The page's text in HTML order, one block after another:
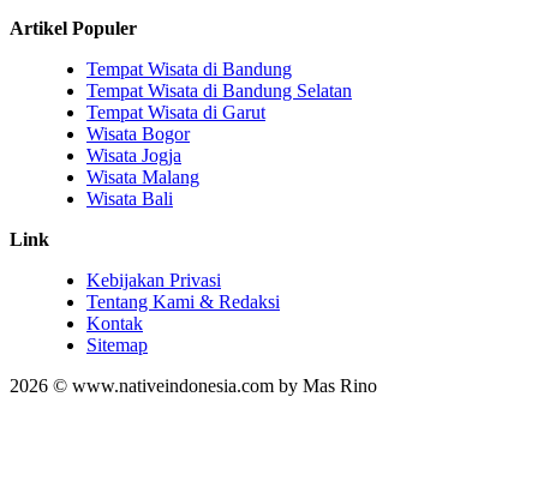
Artikel Populer
Tempat Wisata di Bandung
Tempat Wisata di Bandung Selatan
Tempat Wisata di Garut
Wisata Bogor
Wisata Jogja
Wisata Malang
Wisata Bali
Link
Kebijakan Privasi
Tentang Kami & Redaksi
Kontak
Sitemap
2026 © www.nativeindonesia.com by Mas Rino